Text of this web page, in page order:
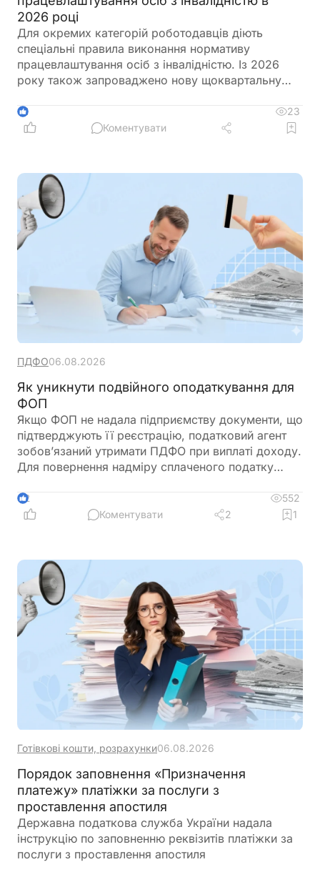
2026 році
Для окремих категорій роботодавців діють
спеціальні правила виконання нормативу
працевлаштування осіб з інвалідністю. Із 2026
року також запроваджено нову щоквартальну
внеску у разі невиконання нормативу
1
23
Коментувати
ПДФО06.08.2026
Як уникнути подвійного оподаткування для
ФОП
Якщо ФОП не надала підприємству документи, що
підтверджують її реєстрацію, податковий агент
зобов’язаний утримати ПДФО при виплаті доходу.
Для повернення надміру сплаченого податку
доходи, де відображає отриманий дохід та
утриманий податок. Податкова служба, після
2
552
Коментувати
2 1
Готівкові кошти, розрахунки06.08.2026
Порядок заповнення «Призначення
платежу» платіжки за послуги з
проставлення апостиля
Державна податкова служба України надала
інструкцію по заповненню реквізитів платіжки за
послуги з проставлення апостиля